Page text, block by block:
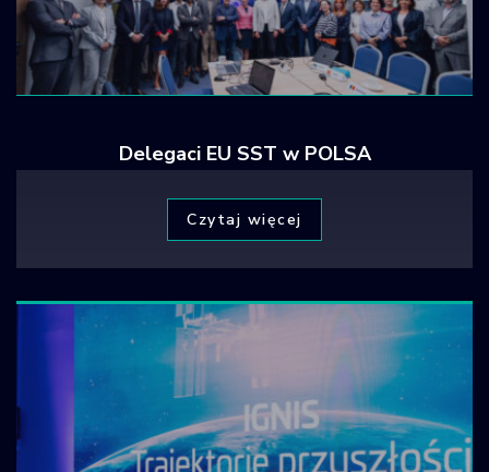
Delegaci EU SST w POLSA
Czytaj więcej